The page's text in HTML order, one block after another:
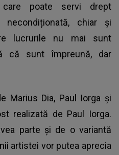
care poate servi drept
necondiționată, chiar și
lucrurile nu mai sunt
că sunt împreună, dar
Marius Dia, Paul Iorga și
realizată de Paul Iorga.
parte și de o variantă
artistei vor putea aprecia